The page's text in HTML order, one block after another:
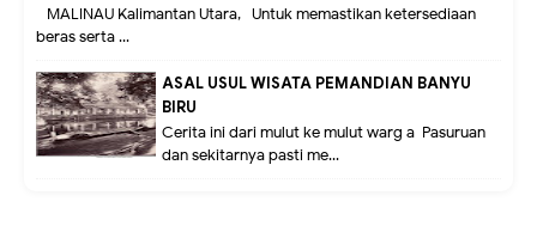
MALINAU Kalimantan Utara,- Untuk memastikan ketersediaan
beras serta ...
ASAL USUL WISATA PEMANDIAN BANYU
BIRU
Cerita ini dari mulut ke mulut warg a Pasuruan
dan sekitarnya pasti me...